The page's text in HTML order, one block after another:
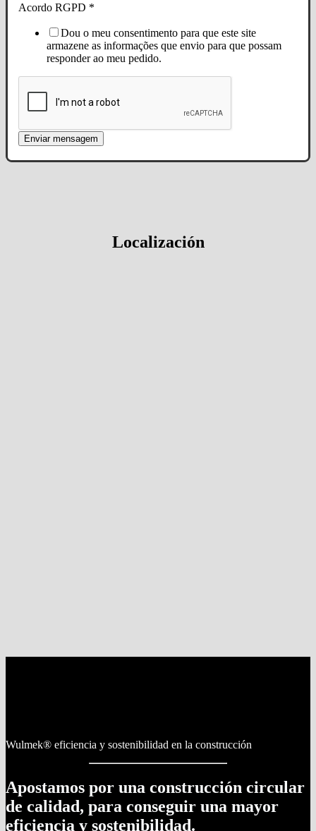
Acordo RGPD *
Dou o meu consentimento para que este site
armazene as informações que envio para que possam
responder ao meu pedido.
Enviar mensagem
Localización
Wulmek® eficiencia y sostenibilidad en la construcción
Apostamos por una construcción circular
de calidad, para conseguir una mayor
eficiencia y sostenibilidad.